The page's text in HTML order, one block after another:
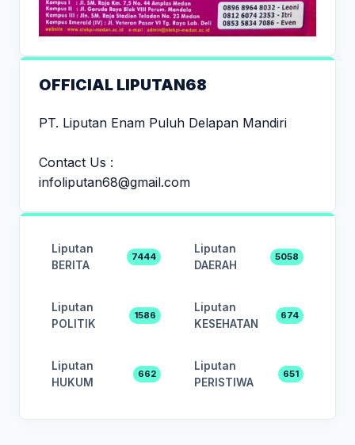
OFFICIAL LIPUTAN68
PT. Liputan Enam Puluh Delapan Mandiri
Contact Us :
infoliputan68@gmail.com
Liputan
BERITA
7444
Liputan
DAERAH
5058
Liputan
POLITIK
1586
Liputan
KESEHATAN
674
Liputan
HUKUM
662
Liputan
PERISTIWA
651